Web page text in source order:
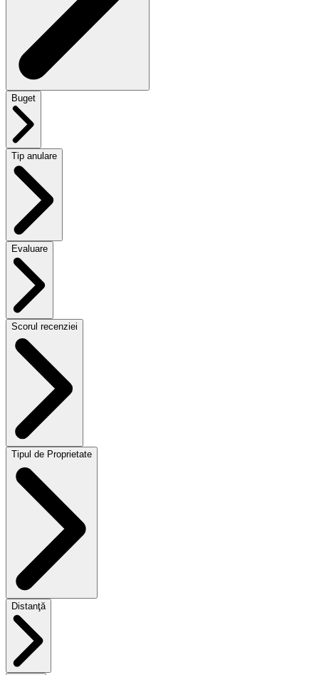
Buget
Tip anulare
Evaluare
Scorul recenziei
Tipul de Proprietate
Distanţă